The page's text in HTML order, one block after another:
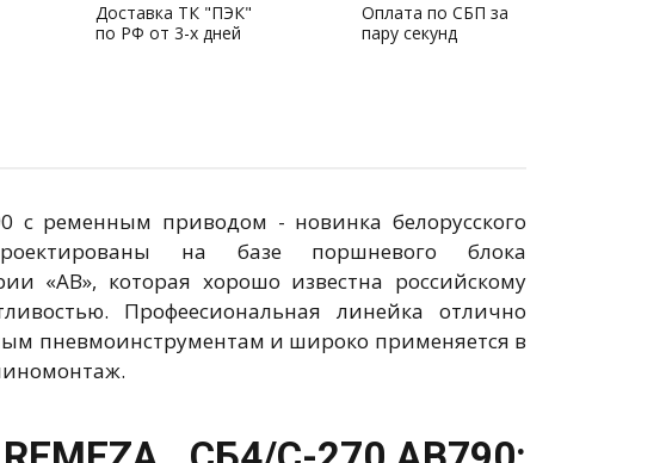
Доставка ТК "ПЭК"
по РФ от 3-х дней
Оплата по СБП за
пару секунд
с ременным приводом - новинка белорусского
на базе поршневого блока
«AB», которая хорошо известна российскому
Профеесиональная линейка отлично
пневмоинструментам и широко применяется в